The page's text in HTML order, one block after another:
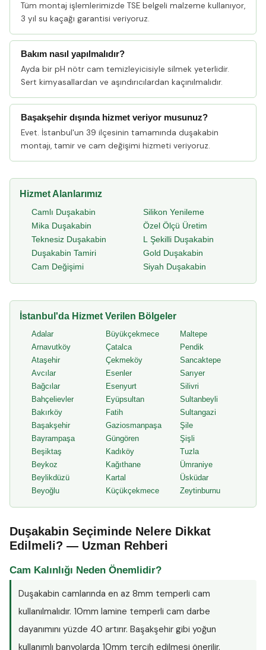
Tüm montaj işlemlerimizde TSE belgeli malzeme kullanıyor,
3 yıl su kaçağı garantisi veriyoruz.
Bakım nasıl yapılmalıdır?
Ayda bir pH nötr cam temizleyicisiyle silmek yeterlidir.
Sert kimyasallardan ve aşındırıcılardan kaçınılmalıdır.
Başakşehir dışında hizmet veriyor musunuz?
Evet. İstanbul'un 39 ilçesinin tamamında duşakabin
montajı, tamir ve cam değişimi hizmeti veriyoruz.
Hizmet Alanlarımız
Camlı Duşakabin
Mika Duşakabin
Teknesiz Duşakabin
Duşakabin Tamiri
Cam Değişimi
Silikon Yenileme
Özel Ölçü Üretim
L Şekilli Duşakabin
Gold Duşakabin
Siyah Duşakabin
İstanbul'da Hizmet Verilen Bölgeler
Adalar
Arnavutköy
Ataşehir
Avcılar
Bağcılar
Bahçelievler
Bakırköy
Başakşehir
Bayrampaşa
Beşiktaş
Beykoz
Beylikdüzü
Beyoğlu
Büyükçekmece
Çatalca
Çekmeköy
Esenler
Esenyurt
Eyüpsultan
Fatih
Gaziosmanpaşa
Güngören
Kadıköy
Kağıthane
Kartal
Küçükçekmece
Maltepe
Pendik
Sancaktepe
Sarıyer
Silivri
Sultanbeyli
Sultangazi
Şile
Şişli
Tuzla
Ümraniye
Üsküdar
Zeytinburnu
Duşakabin Seçiminde Nelere Dikkat
Edilmeli? — Uzman Rehberi
Cam Kalınlığı Neden Önemlidir?
Duşakabin camlarında en az 8mm temperli cam
kullanılmalıdır. 10mm lamine temperli cam darbe
dayanımını yüzde 40 artırır. Başakşehir gibi yoğun
kullanımlı banyolarda 10mm tercih edilmesi önerilir.